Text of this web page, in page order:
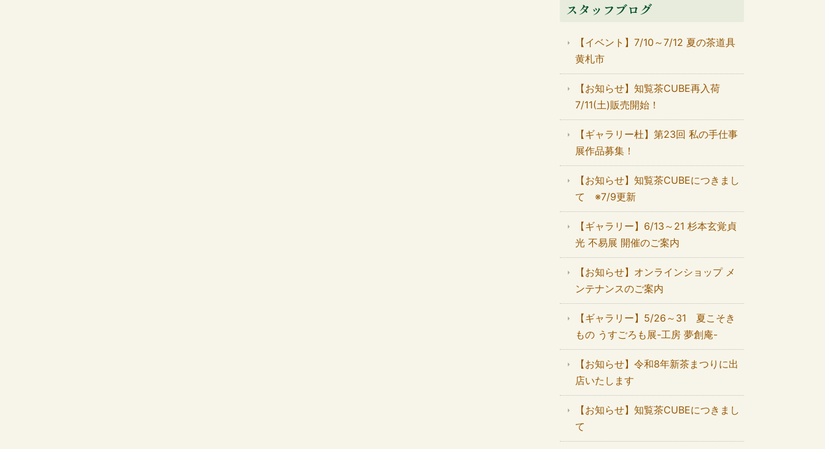
スタッフブログ
【イベント】7/10～7/12 夏の茶道具
黄札市
【お知らせ】知覧茶CUBE再入荷
7/11(土)販売開始！
【ギャラリー杜】第23回 私の手仕事
展作品募集！
【お知らせ】知覧茶CUBEにつきまし
て ※7/9更新
【ギャラリー】6/13～21 杉本玄覚貞
光 不易展 開催のご案内
【お知らせ】オンラインショップ メ
ンテナンスのご案内
【ギャラリー】5/26～31 夏こそき
もの うすごろも展-工房 夢創庵-
【お知らせ】令和8年新茶まつりに出
店いたします
【お知らせ】知覧茶CUBEにつきまし
て